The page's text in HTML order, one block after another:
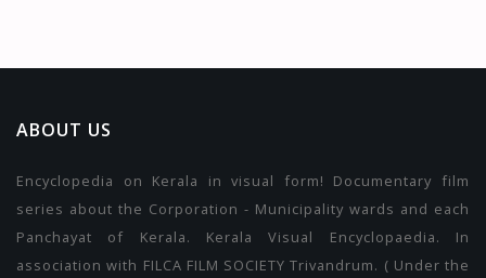
ABOUT US
Encyclopedia on Kerala in visual form! Documentary film
series about the Corporation - Municipality wards and each
Panchayat of Kerala. Kerala Visual Encyclopaedia. In
association with FILCA FILM SOCIETY Trivandrum. ( Under the